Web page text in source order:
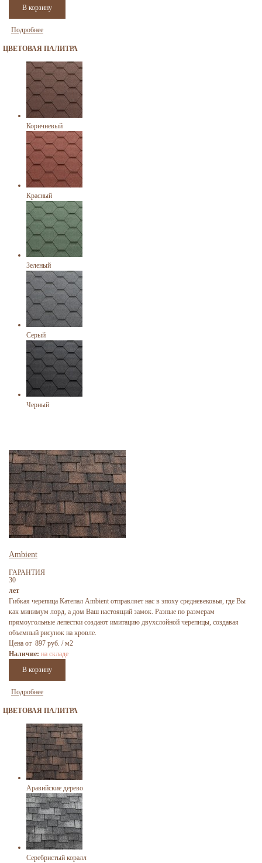
Подробнее
ЦВЕТОВАЯ ПАЛИТРА
Коричневый
Красный
Зеленый
Серый
Черный
Ambient
ГАРАНТИЯ
30
лет
Гибкая черепица Катепал Ambient отправляет нас в эпоху средневековья, где Вы
как минимум лорд, а дом Ваш настоящий замок. Разные по размерам
прямоугольные лепестки создают имитацию двухслойной черепицы, создавая
объемный рисунок на кровле.
Цена от 897 руб. / м2
Наличие: на складе
Подробнее
ЦВЕТОВАЯ ПАЛИТРА
Аравийские дерево
Серебристый коралл